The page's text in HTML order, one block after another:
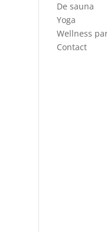
De sauna
Yoga
Wellness
Contact